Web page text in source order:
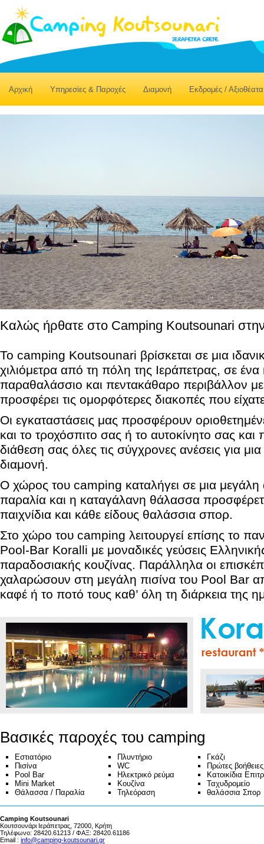
Αρχική Υπηρεσίες & Παροχές Διαμονή Εκδρομές / Αξιοθέατα
Καλώς ήρθατε στο Camping Koutsounari
Το camping Koutsounari βρίσκεται σε μια
χιλιόμετρα από τη πόλη της Ιεράπετρας, σε
παραθαλάσσιο και πεντακάθαρο περιβάλλον
προσφέρει τις ομορφότερες διακοπές που
Οι εγκαταστάσεις μας προσφέρουν
και το τροχόσπιτο σας ή το αυτοκίνητο σας και
διάθεση σας όλες τις σύγχρονες ανέσεις για
διαμονή.
Ο χώρος του camping καταλήγει σε μια
παραλία και η καταγάλανη θάλασσα
παιχνίδια και κάθε είδους θαλάσσια σπορ.
Στο χώρο του camping λειτουργεί επίσης το
Pool-Bar Koralli με μοναδικές γεύσεις
παραδοσιακής κουζίνας. Παράλληλα οι
χαλαρώσουν στη μεγάλη πισίνα του Pool Bar
καφέ ή το ποτό τους καθ’ όλη τη διάρκεια της
Βασικές παροχές του camping
Εστιατόριο
Πισίνα
Pool Bar
Mini Market
Θάλασσα / Παραλία
Πλυντήριο
WC
Ηλεκτρικό ρεύμα
Κουζίνα
Τηλεόραση
Γκάζι
Πρώτες βοήθειες
Κατοικίδια
Ταχυδρομείο
θαλάσσια Σπορ
Camping Koutsounari
Κουτσουνάρι Ιεράπετρας, 72000, Κρήτη
Τηλέφωνο: 28420.61213 / ΦΑΞ: 28420.61186
Email : info@camping-koutsounari.gr